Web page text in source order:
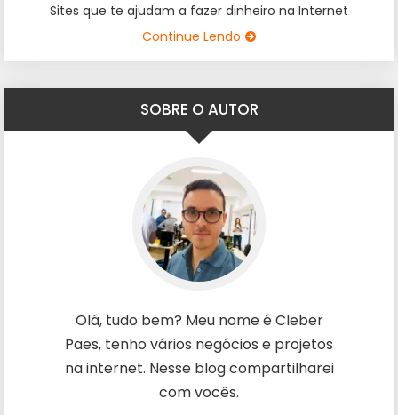
Sites que te ajudam a fazer dinheiro na Internet
Continue Lendo
SOBRE O AUTOR
Olá, tudo bem? Meu nome é Cleber
Paes, tenho vários negócios e projetos
na internet. Nesse blog compartilharei
com vocês.